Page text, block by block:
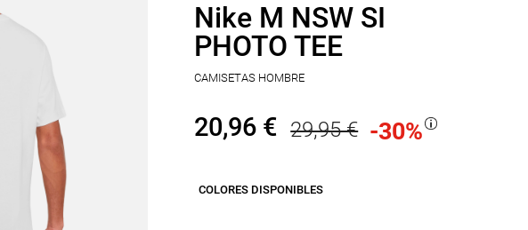
Nike M NSW SI
PHOTO TEE
CAMISETAS HOMBRE
20,96 € 29,95 € -30%
COLORES DISPONIBLES